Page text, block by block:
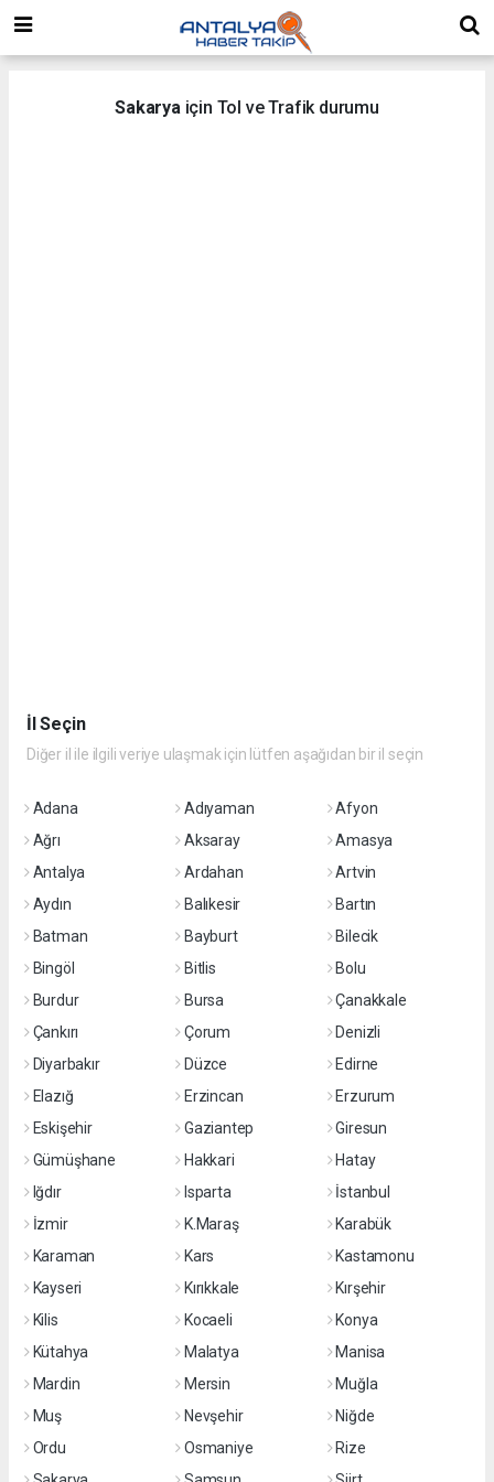
Sakarya için Tol ve Trafik durumu
İl Seçin
Diğer il ile ilgili veriye ulaşmak için lütfen aşağıdan bir il seçin
Adana Adıyaman
Afyon
Ağrı
Aksaray
Amasya
Antalya
Ardahan
Artvin
Aydın
Balıkesir
Bartın
Batman
Bayburt
Bilecik
Bingöl
Bitlis
Bolu
Burdur
Bursa
Çanakkale
Çankırı
Çorum
Denizli
Diyarbakır
Düzce
Edirne
Elazığ
Erzincan
Erzurum
Eskişehir
Gaziantep
Giresun
Gümüşhane
Hakkari
Hatay
Iğdır
Isparta
İstanbul
İzmir
K.Maraş
Karabük
Karaman
Kars
Kastamonu
Kayseri
Kırıkkale
Kırşehir
Kilis
Kocaeli
Konya
Kütahya
Malatya
Manisa
Mardin
Mersin
Muğla
Muş
Nevşehir
Niğde
Ordu
Osmaniye
Rize